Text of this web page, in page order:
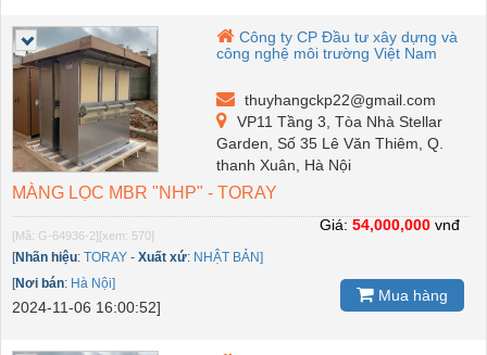
Công ty CP Đầu tư xây dựng và
công nghệ môi trường Việt Nam
thuyhangckp22@gmail.com
VP11 Tầng 3, Tòa Nhà Stellar
Garden, Số 35 Lê Văn Thiêm, Q.
thanh Xuân, Hà Nội
MÀNG LỌC MBR "NHP" - TORAY
[Mã: G-64936-2][xem: 570]
[Nhãn hiệu: TORAY - Xuất xứ: NHẬT BẢN]
[Nơi bán: Hà Nội]
2024-11-06 16:00:52]
Giá: 54,000,000 vnđ
Mua hàng